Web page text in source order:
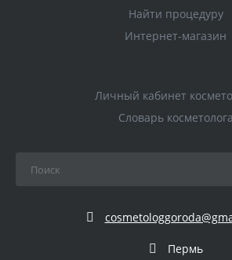
Найти процедуру
Интернет-магазин
Личный кабинет
Словарь косметолога
Пермь